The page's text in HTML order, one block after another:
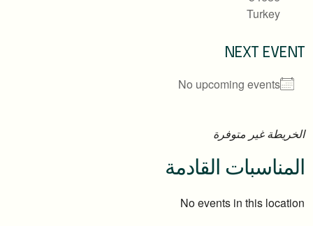
Turkey
NEXT EVENT
No upcoming events
الخريطة غير متوفرة
المناسبات القادمة
No events in this location